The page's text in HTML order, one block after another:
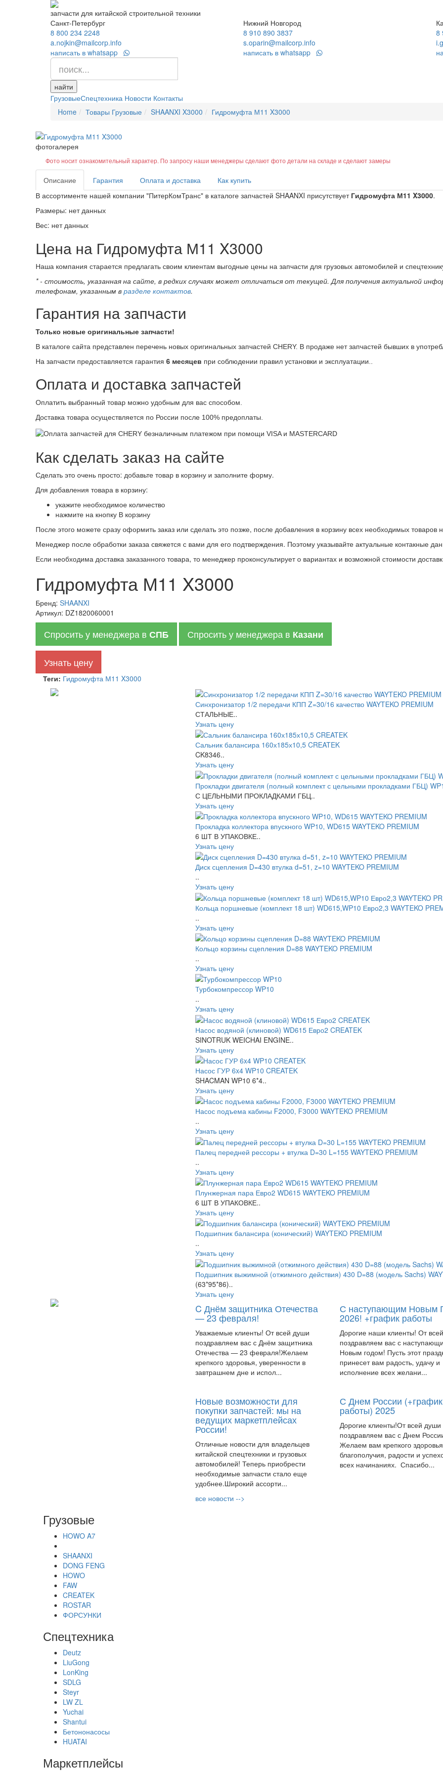
запчасти для китайской строительной техники
Санкт-Петербург
8 800 234 2248
a.nojkin@mailcorp.info
написать в whatsapp
Нижний Новгород
8 910 890 3837
s.oparin@mailcorp.info
написать в whatsapp
8
найти
ГрузовыеСпецтехника Новости Контакты
Home
Товары Грузовые SHAANXI X3000 Гидромуфта М11 X3000
фотогалерея
Фото носит ознакомительный характер. По запросу наши менеджеры сделают фото детали на складе и сделают замеры
Описание Гарантия Оплата и доставка
Как купить
В ассортименте нашей компании "ПитерКомТранс" в каталоге запчастей SHAANXI присутствует Гидромуфта М11 X3000.
Размеры: нет данных
Вес: нет данных
Цена на Гидромуфта М11 X3000
Наша компания старается предлагать своим клиентам выгодные цены на запчасти для грузовых автомобилей и
* - стоимость, указанная на сайте, в редких случаях может отличаться от текущей. Для получения актуальной
телефонам, указанным в разделе контактов.
Гарантия на запчасти
Только новые оригинальные запчасти!
В каталоге сайта представлен перечень новых оригинальных запчастей CHERY. В продаже нет запчастей бывших в
На запчасти предоставляется гарантия 6 месяцев при соблюдении правил установки и эксплуатации..
Оплата и доставка запчастей
Оплатить выбранный товар можно удобным для вас способом.
Доставка товара осуществляется по России после 100% предоплаты.
Как сделать заказ на сайте
Сделать это очень просто: добавьте товар в корзину и заполните форму.
Для добавления товара в корзину:
укажите необходимое количество
нажмите на кнопку В корзину
После этого можете сразу оформить заказ или сделать это позже, после добавления в корзину всех необходимых товаров
Менеджер после обработки заказа свяжется с вами для его подтверждения. Поэтому указывайте актуальные контакные
Если необходима доставка заказанного товара, то менеджер проконсультирует о вариантах и возможной стоимости
Гидромуфта М11 X3000
Бренд: SHAANXI
Артикул: DZ1820060001
Спросить у менеджера в СПБ Спросить у менеджера в Казани
Узнать цену
Теги: Гидромуфта М11 X3000
Синхронизатор 1/2 передачи КПП Z=30/16 качество WAYTEKO PREMIUM
СТАЛЬНЫЕ..
Узнать цену
Сальник балансира 160х185х10,5 CREATEK
CK8346..
Узнать цену
Прокладки двигателя (полный комплект с цельными прокладками ГБЦ)
С ЦЕЛЬНЫМИ ПРОКЛАДКАМИ ГБЦ..
Узнать цену
Прокладка коллектора впускного WP10, WD615 WAYTEKO PREMIUM
6 ШТ В УПАКОВКЕ..
Узнать цену
Диск сцепления D=430 втулка d=51, z=10 WAYTEKO PREMIUM
..
Узнать цену
Кольца поршневые (комплект 18 шт) WD615,WP10 Евро2,3 WAYTEKO
..
Узнать цену
Кольцо корзины сцепления D=88 WAYTEKO PREMIUM
..
Узнать цену
Турбокомпрессор WP10
..
Узнать цену
Насос водяной (клиновой) WD615 Евро2 CREATEK
SINOTRUK WEICHAI ENGINE..
Узнать цену
Насос ГУР 6x4 WP10 CREATEK
SHACMAN WP10 6*4..
Узнать цену
Насос подъема кабины F2000, F3000 WAYTEKO PREMIUM
..
Узнать цену
Палец передней рессоры + втулка D=30 L=155 WAYTEKO PREMIUM
..
Узнать цену
Плунжерная пара Евро2 WD615 WAYTEKO PREMIUM
6 ШТ В УПАКОВКЕ..
Узнать цену
Подшипник балансира (конический) WAYTEKO PREMIUM
..
Узнать цену
Подшипник выжимной (отжимного действия) 430 D=88 (модель Sachs)
(63*95*86)..
Узнать цену
C Днём защитника Отечества
— 23 февраля!
Уважаемые клиенты! От всей души
поздравляем вас с Днём защитника
Отечества — 23 февраля!Желаем
крепкого здоровья, уверенности в
завтрашнем дне и испол...
С наступающим Новым
2026! +график работы
Дорогие наши клиенты! От
поздравляем вас с
Новым годом! Пусть этот
принесет вам радость, удачу и
исполнение всех желани...
Новые возможности для
покупки запчастей: мы на
ведущих маркетплейсах
России!
Отличные новости для владельцев
китайской спецтехники и грузовых
автомобилей! Теперь приобрести
необходимые запчасти стало еще
удобнее.Широкий ассорти...
С Днем России (+график
работы) 2025
Дорогие клиенты!От всей души
поздравляем вас с Днем
Желаем вам крепкого
благополучия, радости и
всех начинаниях. Спасибо...
все новости -->
Грузовые
HOWO A7
SHAANXI
DONG FENG
HOWO
FAW
CREATEK
ROSTAR
ФОРСУНКИ
Спецтехника
Deutz
LiuGong
LonKing
SDLG
Steyr
LW ZL
Yuchai
Shantui
Бетононасосы
HUATAI
Маркетплейсы